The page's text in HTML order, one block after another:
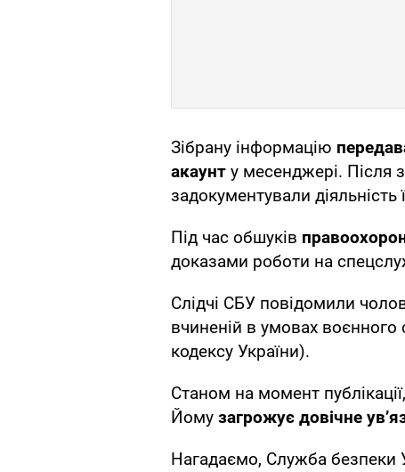
Зібрану інформацію
акаунт у месенджері. Після
задокументували діяльність
Під час обшуків
доказами роботи на
Слідчі СБУ повідомили
вчиненій в умовах
кодексу України).
Станом на момент
Йому загрожує довічне
Нагадаємо, Служба безпеки